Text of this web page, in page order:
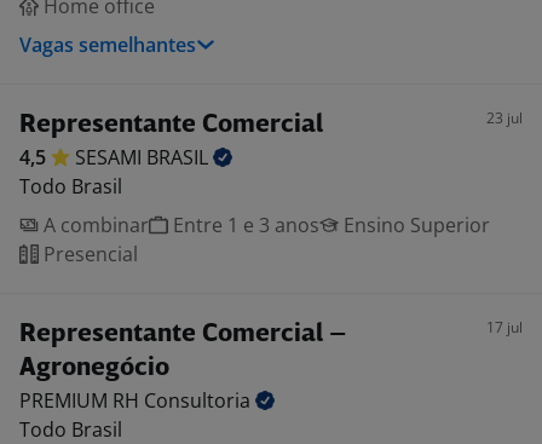
Home office
Vagas semelhantes
Representante Comercial 23 jul
4,5 SESAMI BRASIL
Todo Brasil
A combinar
Entre 1 e 3 anos
Ensino Superior
Presencial
Representante Comercial –
Agronegócio
17 jul
PREMIUM RH Consultoria
Todo Brasil